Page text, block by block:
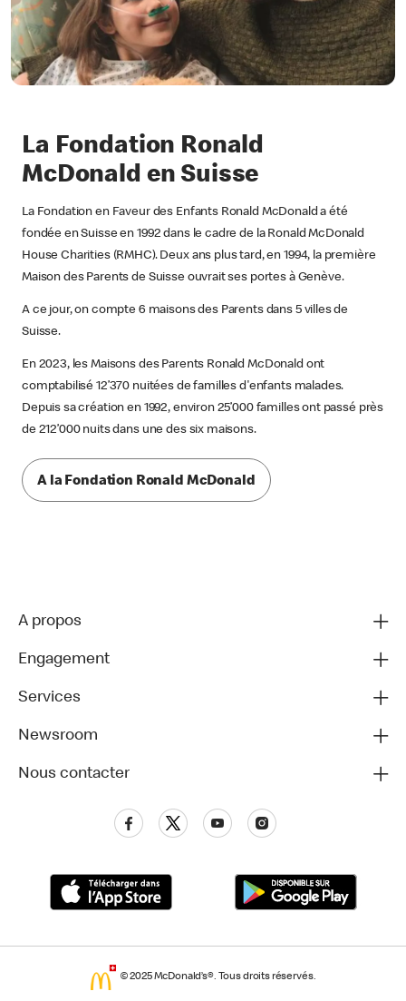
La Fondation Ronald
McDonald en Suisse
La Fondation en Faveur des Enfants Ronald McDonald a été
fondée en Suisse en 1992 dans le cadre de la Ronald McDonald
House Charities (RMHC). Deux ans plus tard, en 1994, la première
Maison des Parents de Suisse ouvrait ses portes à Genève.
A ce jour, on compte 6 maisons des Parents dans 5 villes de
Suisse.
En 2023, les Maisons des Parents Ronald McDonald ont
comptabilisé 12’370 nuitées de familles d'enfants malades.
Depuis sa création en 1992, environ 25’000 familles ont passé près
de 212’000 nuits dans une des six maisons.
A la Fondation Ronald McDonald
A propos
Engagement
Services
Newsroom
Nous contacter
© 2025 McDonald’s®. Tous droits réservés.